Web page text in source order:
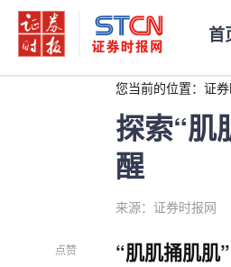
首
您当前的位置： 证
探索“肌
醒
来源：证券时报网
点赞 “肌肌捅肌肌